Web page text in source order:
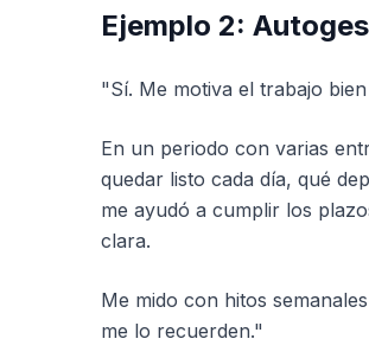
Ejemplo 2:
"Sí. Me motiva el trabajo
En un periodo con varias
quedar listo cada día, qué
me ayudó a cumplir los
clara.
Me mido con hitos
me lo recuerden."